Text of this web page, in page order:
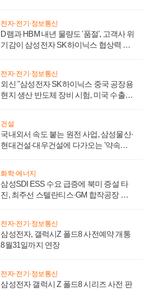
전자·전기·정보통신
D램과 HBM 내년 물량도 '품절', 고객사 위
기감이 삼성전자 SK하이닉스 협상력 더
전자·전기·정보통신
외신 "삼성전자 SK하이닉스 중국 공장용
현지 생산 반도체 장비 시험, 미국 수출통
건설
국내외서 속도 붙는 원전 사업, 삼성물산·
현대건설·대우건설에 다가오는 '약속의
화학·에너지
삼성SDI ESS 수요 급증에 북미 증설 타
진, 최주선 스텔란티스·GM 합작공장 건
전자·전기·정보통신
삼성전자, 갤럭시Z 폴드8 사전예약 개통
8월31일까지 연장
전자·전기·정보통신
삼성전자 갤럭시 Z 폴드8 시리즈 사전 판